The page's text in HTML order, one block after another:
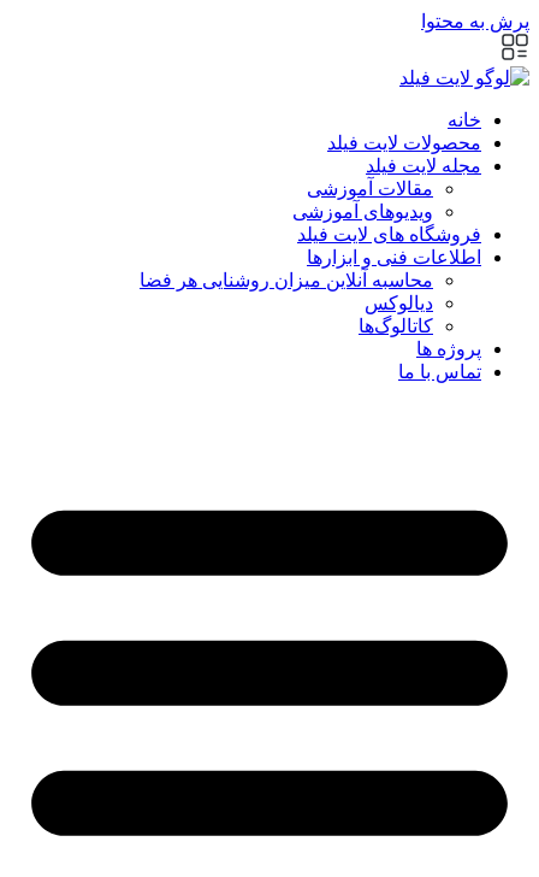
پرش به محتوا
خانه
محصولات لایت فیلد
مجله لایت فیلد
مقالات آموزشی
ویدیوهای آموزشی
فروشگاه های لایت فیلد
اطلاعات فنی و ابزارها
محاسبه آنلاین میزان روشنایی هر فضا
دیالوکس
کاتالوگ‌ها
پروژه ها
تماس با ما